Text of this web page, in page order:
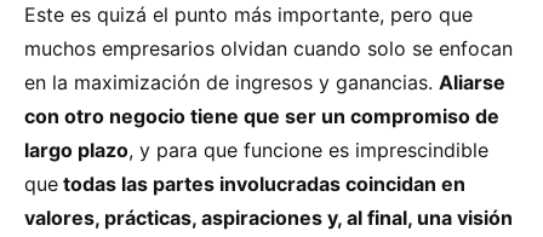
Este es quizá el punto más importante, pero que
muchos empresarios olvidan cuando solo se enfocan
en la maximización de ingresos y ganancias. Aliarse
con otro negocio tiene que ser un compromiso de
largo plazo, y para que funcione es imprescindible
que todas las partes involucradas coincidan en
valores, prácticas, aspiraciones y, al final, una visión